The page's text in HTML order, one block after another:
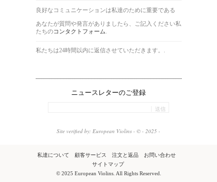
良好なコミュニケーションは私達のために重要である
あなたが質問や発言がありましたら、ご記入ください私
たちのコンタクトフォーム.
私たちは24時間以内に返信させていただきます。.
ニュースレターのご登録
送信
Site verified by: European Violins - © - 2025 -
私達について 顧客サービス 注文と返品
お問い合わせ
サイトマップ
© 2025 European Violins. All Rights Reserved.